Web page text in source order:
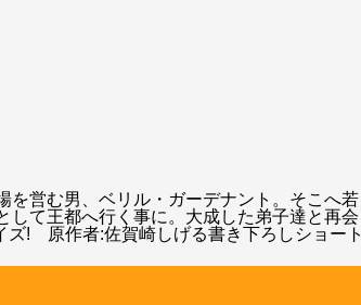
を営む男、ベリル・ガーデナント。そこへ若
して王都へ行く事に。大成した弟子達と再会
ズ! 原作者:佐賀崎しげる書き下ろしショート